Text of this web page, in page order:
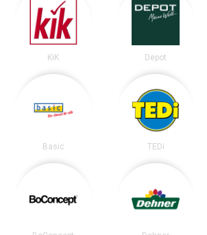
KiK Depot
Basic TEDi